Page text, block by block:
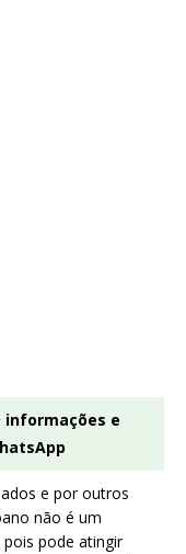
informações e
e por outros
não é um
pode atingir